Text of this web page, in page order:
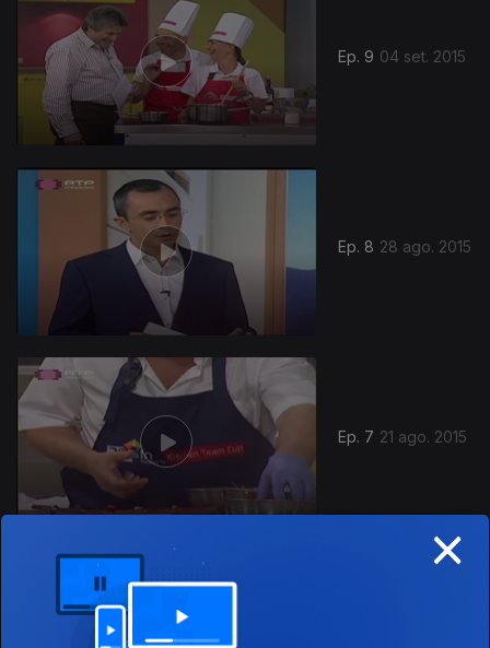
Ep. 9 04 set. 2015
Ep. 8 28 ago. 2015
Ep. 7 21 ago. 2015
×